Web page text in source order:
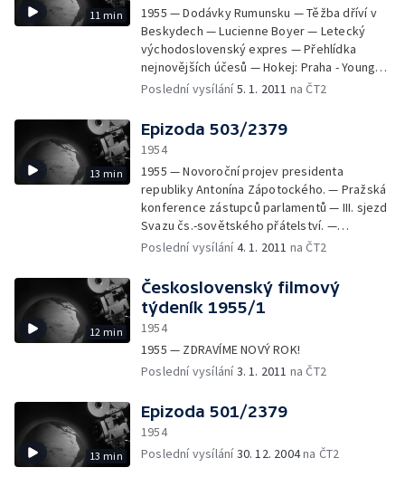
11 min
1955 — Dodávky Rumunsku — Těžba dříví v
Beskydech — Lucienne Boyer — Letecký
východoslovenský expres — Přehlídka
nejnovějších účesů — Hokej: Praha - Young
Sprinters — Vteřiny týdne
Poslední vysílání5. 1. 2011 na ČT2
13 min
Epizoda 503/2379
1954
1955 — Novoroční projev presidenta
republiky Antonína Zápotockého. — Pražská
konference zástupců parlamentů — III. sjezd
Svazu čs.-sovětského přátelství. —
Železorudný povrchový důl V Ejpovicích u
krása na svazáckých hrátkách — Vteřiny
týdne
Poslední vysílání4. 1. 2011 na ČT2
12 min
Československý filmový
týdeník 1955/1
1954
1955 — ZDRAVÍME NOVÝ ROK!
Poslední vysílání3. 1. 2011 na ČT2
13 min
Epizoda 501/2379
1954
Poslední vysílání30. 12. 2004na ČT2